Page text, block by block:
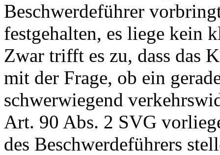
Beschwerdeführer
festgehalten, es liege kein
Zwar trifft es zu, dass das
mit der Frage, ob ein
schwerwiegend
Art. 90 Abs. 2 SVG
des Beschwerdeführers